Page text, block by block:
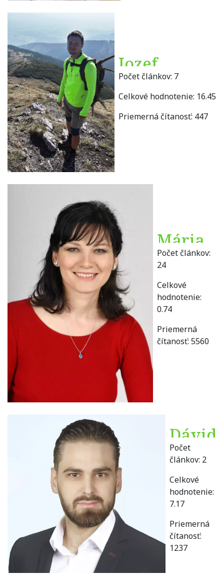
Jozef
Benedikovič
Počet článkov: 7
Celkové hodnotenie: 16.45
Priemerná čítanosť: 447
Mária
Benová
Počet článkov:
24
Celkové
hodnotenie:
0.74
Priemerná
čítanosť: 5560
Dávid
Béreš
Počet
článkov: 2
Celkové
hodnotenie:
7.17
Priemerná
čítanosť:
1237